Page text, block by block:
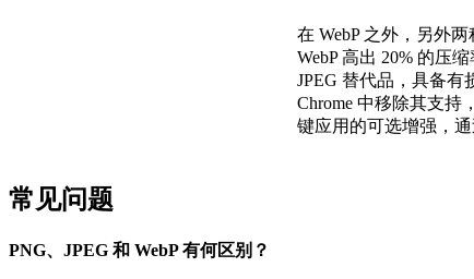
在 WebP 之外，另外
WebP 高出 20% 的压
JPEG 替代品，具备
Chrome 中移除其支持
键应用的可选增强，通
常见问题
PNG、JPEG 和 WebP 有何区别？